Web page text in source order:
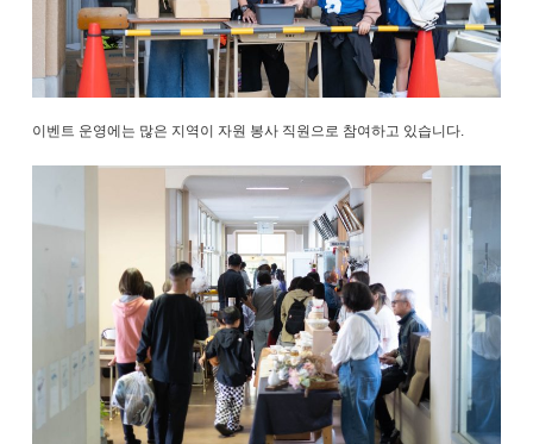
이벤트 운영에는 많은 지역이 자원 봉사 직원으로 참여하고 있습니다.